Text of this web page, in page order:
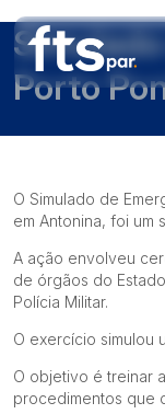
Porto
O Simulado de
em Antonina, foi um
A ação envolveu
de órgãos do
Polícia Militar.
O exercício simulou
O objetivo é treinar
procedimentos que